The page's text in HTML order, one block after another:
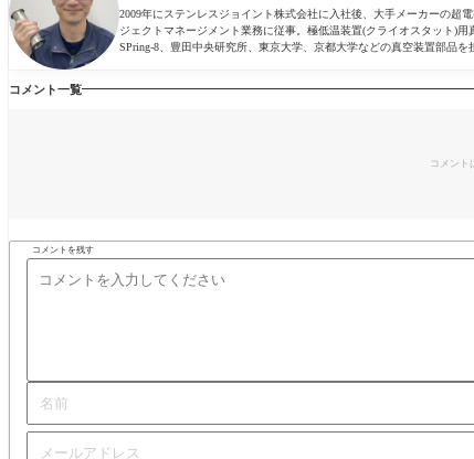
2009年にステンレスジョイント株式会社に入社後、大手メーカーの超
ジェクトマネージメント業務に従事。極低温装置(クライオスタット)
SPring-8、豊田中央研究所、東京大学、京都大学などの真空装置部品を
コメント一覧
コメント
コメントを残す